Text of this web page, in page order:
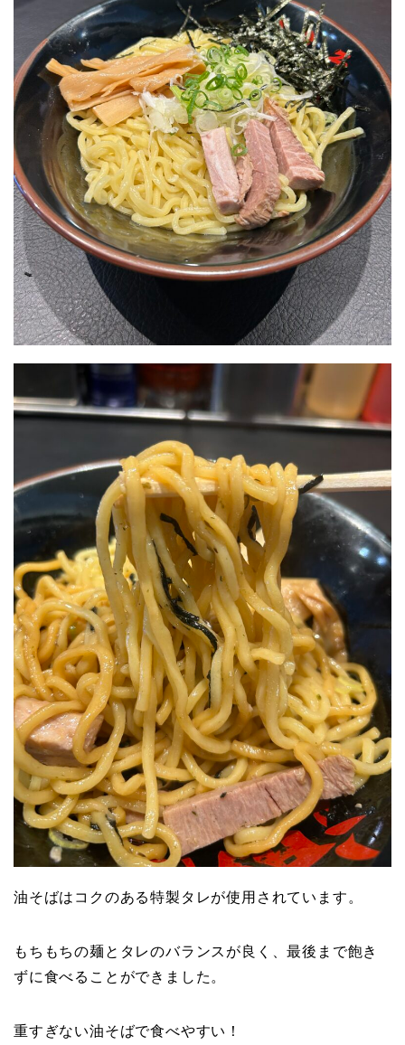
油そばはコクのある特製タレが使用されています。
もちもちの麺とタレのバランスが良く、最後まで飽き
ずに食べることができました。
重すぎない油そばで食べやすい！